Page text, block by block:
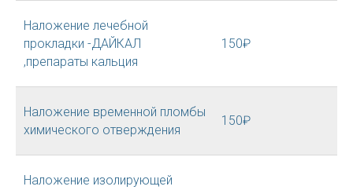
Наложение лечебной
прокладки -ДАЙКАЛ
,препараты кальция
150₽
Наложение временной пломбы
химического отверждения
150₽
Наложение изолирующей